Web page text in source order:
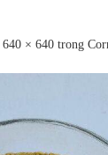
640 × 640 trong